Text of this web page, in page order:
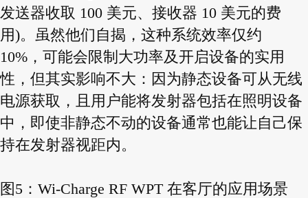
发送器收取 100 美元、接收器 10 美元的费
用)。虽然他们自揭，这种系统效率仅约
10%，可能会限制大功率及开启设备的实用
性，但其实影响不大：因为静态设备可从无线
电源获取，且用户能将发射器包括在照明设备
中，即使非静态不动的设备通常也能让自己保
持在发射器视距内。
图5：Wi-Charge RF WPT 在客厅的应用场景